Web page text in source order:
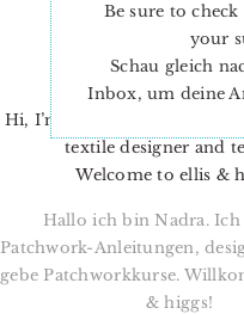
Hi, I’m Nadra. I’m a quilt
textile designer and
Welcome to ellis &
Hallo ich bin Nadra. Ich
Patchwork-Anleitungen,
gebe Patchworkkurse.
& higgs!
Be sure to
your
Schau gleich
Inbox, um deine